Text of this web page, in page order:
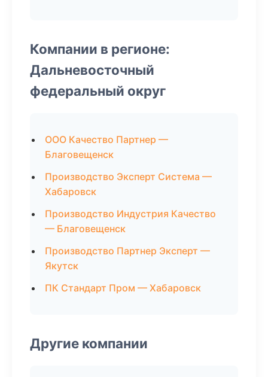
Компании в регионе:
Дальневосточный
федеральный округ
ООО Качество Партнер —
Благовещенск
Производство Эксперт Система —
Хабаровск
Производство Индустрия Качество
— Благовещенск
Производство Партнер Эксперт —
Якутск
ПК Стандарт Пром — Хабаровск
Другие компании